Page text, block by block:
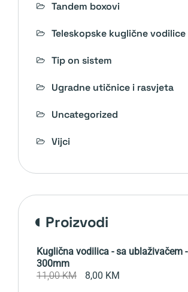
Tandem boxovi
Teleskopske kuglične vodilice
Tip on sistem
Ugradne utičnice i rasvjeta
Uncategorized
Vijci
proizvodi
Kuglična vodilica - sa ublaživačem -
300mm
11,00KM
Original
8,00 KM